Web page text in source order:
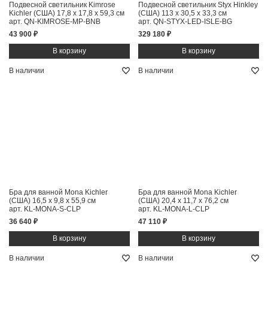
Подвесной светильник Kimrose
Kichler (США) 17,8 x 17,8 x 59,3 см
арт. QN-KIMROSE-MP-BNB
43 900 ₽
Подвесной светильник Styx Hinkley
(США) 113 x 30,5 x 33,3 см
арт. QN-STYX-LED-ISLE-BG
329 180 ₽
В наличии
Бра для ванной Mona Kichler
(США) 16,5 x 9,8 x 55,9 см
арт. KL-MONA-S-CLP
36 640 ₽
В наличии
Бра для ванной Mona Kichler
(США) 20,4 x 11,7 x 76,2 см
арт. KL-MONA-L-CLP
47 110 ₽
В наличии В наличии